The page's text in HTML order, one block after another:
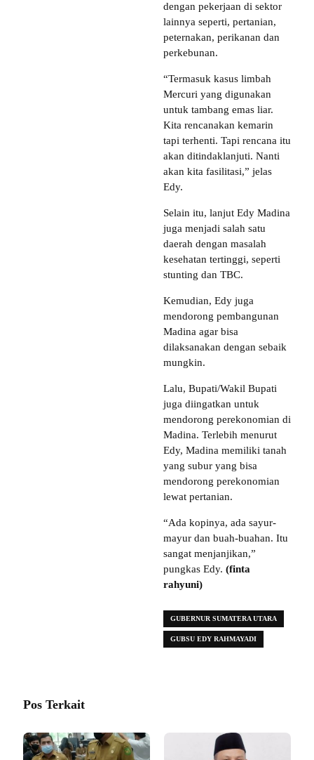
dengan pekerjaan di sektor
lainnya seperti, pertanian,
peternakan, perikanan dan
perkebunan.
“Termasuk kasus limbah
Mercuri yang digunakan
untuk tambang emas liar.
Kita rencanakan kemarin
tapi terhenti. Tapi rencana itu
akan ditindaklanjuti. Nanti
akan kita fasilitasi,” jelas
Edy.
Selain itu, lanjut Edy Madina
juga menjadi salah satu
daerah dengan masalah
kesehatan tertinggi, seperti
stunting dan TBC.
Kemudian, Edy juga
mendorong pembangunan
Madina agar bisa
dilaksanakan dengan sebaik
mungkin.
Lalu, Bupati/Wakil Bupati
juga diingatkan untuk
mendorong perekonomian di
Madina. Terlebih menurut
Edy, Madina memiliki tanah
yang subur yang bisa
mendorong perekonomian
lewat pertanian.
“Ada kopinya, ada sayur-
mayur dan buah-buahan. Itu
sangat menjanjikan,”
pungkas Edy. (finta
rahyuni)
GUBERNUR SUMATERA UTARA
GUBSU EDY RAHMAYADI
Pos Terkait